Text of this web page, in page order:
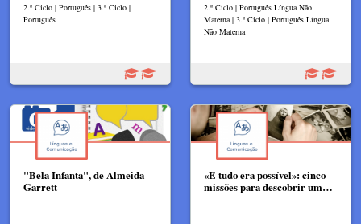
2.º Ciclo | Português | 3.º Ciclo |
Português
2.º Ciclo | Português Língua Não
Materna | 3.º Ciclo | Português Língua
Não Materna
"Bela Infanta", de Almeida
Garrett
«E tudo era possível»: cinco
missões para descobrir um…